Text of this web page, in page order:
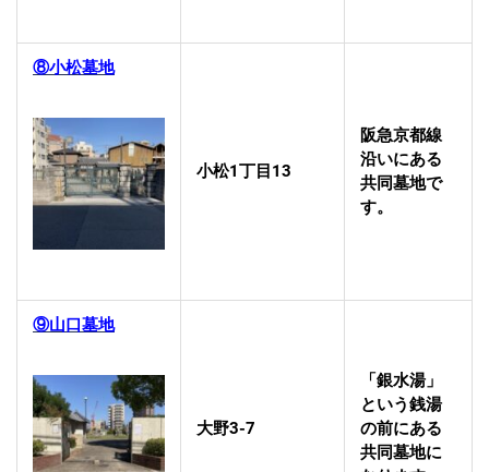
⑧小松墓地
小松1丁目13
阪急京都線
沿いにある
共同墓地で
す。
⑨山口墓地
大野3-7
「銀水湯」
という銭湯
の前にある
共同墓地に